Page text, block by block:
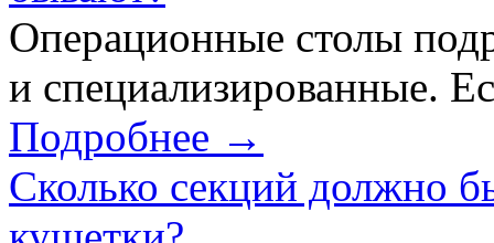
Операционные столы
и специализированные.
Подробнее →
Сколько секций должно